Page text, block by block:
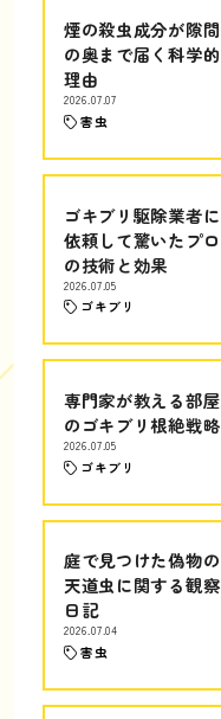
煙の殺虫成分が隙間
の奥まで届く科学的
理由
2026.07.07
害虫
ゴキブリ駆除業者に
依頼して驚いたプロ
の技術と効果
2026.07.05
ゴキブリ
専門家が教える部屋
のゴキブリ根絶戦略
2026.07.05
ゴキブリ
庭で見つけた偽物の
天道虫に関する観察
日記
2026.07.04
害虫